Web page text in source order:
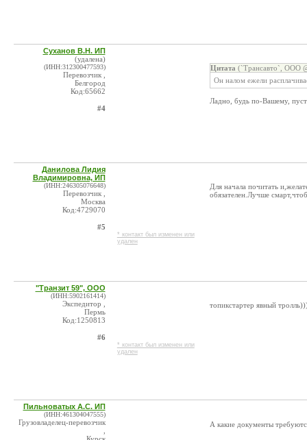
Суханов В.Н. ИП
(удалена)
(ИНН:312300477593)
Перевозчик ,
Белгород
Код:65662
#4
Цитата (`Трансавто`, ООО
Он налом ежели
Ладно, будь по-Вашему,
Данилова Лидия
Владимировна, ИП
(ИНН:246305076648)
Перевозчик ,
Москва
Код:4729070
#5
* контакт был изменен или
удален
Для начала почитать
обязателен.Лучше
"Транзит 59", ООО
(ИНН:5902161414)
Экспедитор ,
Пермь
Код:1250813
#6
* контакт был изменен или
удален
топикстартер явный
Пильноватых А.С. ИП
(ИНН:461304047555)
Грузовладелец-перевозчик
А какие документы